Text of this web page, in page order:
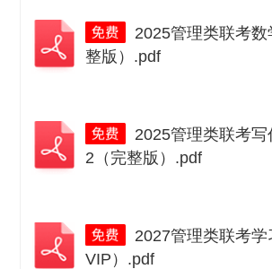
整版）.pdf
2（完整版）.pdf
VIP）.pdf